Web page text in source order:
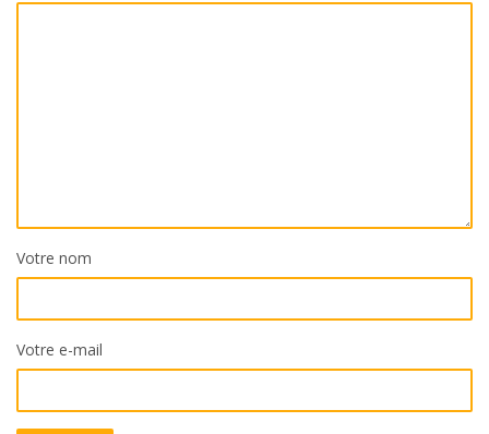
Votre nom
Votre e-mail